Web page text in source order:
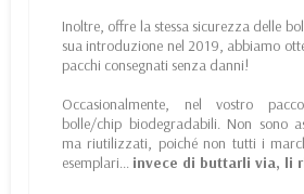
Inoltre, offre la stessa sicurezza delle
sua introduzione nel 2019, abbiamo
pacchi consegnati senza danni!
Occasionalmente, nel vostro
bolle/chip biodegradabili. Non sono
ma riutilizzati, poiché non tutti i
esemplari... invece di buttarli via, li